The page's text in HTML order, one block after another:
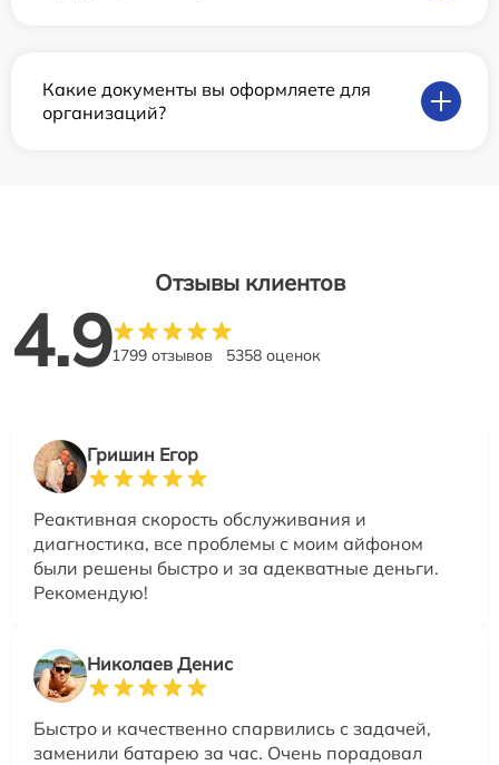
Какие документы вы оформляете для
организаций?
Отзывы клиентов
4.91799 отзывов 5358 оценок
Гришин Егор
Реактивная скорость обслуживания и
диагностика, все проблемы с моим айфоном
были решены быстро и за адекватные деньги.
Рекомендую!
Николаев Денис
Быстро и качественно спарвились с задачей,
заменили батарею за час. Очень порадовал